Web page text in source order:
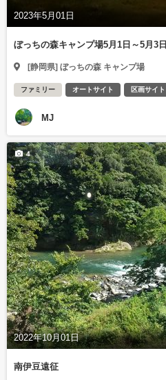
2023年5月01日
ぼっちの森キャンプ場5月1日～5月3日
[静岡県] ぼっちの森 キャンプ場
ファミリー オートサイト 区画サイト
MJ
2022年10月01日
4
南伊豆遠征